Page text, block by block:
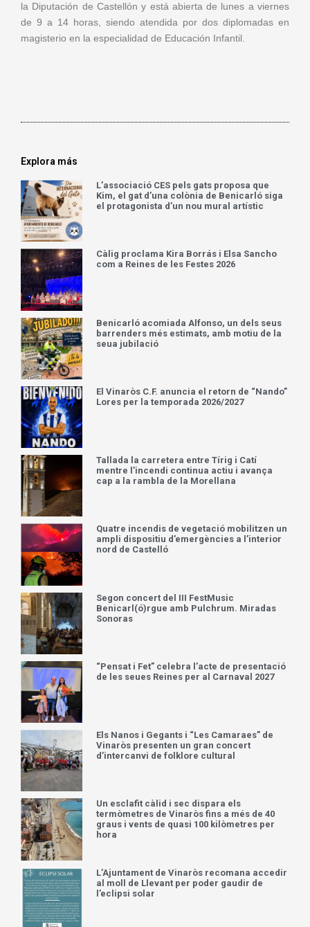
la Diputación de Castellón y está abierta de lunes a viernes
de 9 a 14 horas, siendo atendida por dos diplomadas en
magisterio en la especialidad de Educación Infantil.
Explora más
L’associació CES pels gats proposa que
Kim, el gat d’una colònia de Benicarló siga
el protagonista d’un nou mural artístic
Càlig proclama Kira Borrás i Elsa Sancho
com a Reines de les Festes 2026
Benicarló acomiada Alfonso, un dels seus
barrenders més estimats, amb motiu de la
seua jubilació
El Vinaròs C.F. anuncia el retorn de “Nando”
Lores per la temporada 2026/2027
Tallada la carretera entre Tírig i Catí
mentre l’incendi continua actiu i avança
cap a la rambla de la Morellana
Quatre incendis de vegetació mobilitzen un
ampli dispositiu d’emergències a l’interior
nord de Castelló
Segon concert del III FestMusic
Benicarl(ó)rgue amb Pulchrum. Miradas
Sonoras
“Pensat i Fet” celebra l’acte de presentació
de les seues Reines per al Carnaval 2027
Els Nanos i Gegants i “Les Camaraes” de
Vinaròs presenten un gran concert
d’intercanvi de folklore cultural
Un esclafit càlid i sec dispara els
termòmetres de Vinaròs fins a més de 40
graus i vents de quasi 100 kilòmetres per
hora
L’Ajuntament de Vinaròs recomana accedir
al moll de Llevant per poder gaudir de
l’eclipsi solar